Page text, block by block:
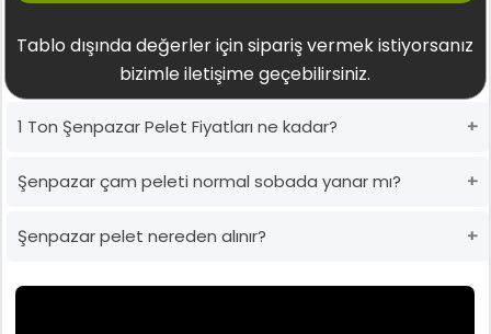
Tablo dışında değerler için sipariş vermek istiyorsanız
bizimle iletişime geçebilirsiniz.
1 Ton Şenpazar Pelet Fiyatları ne kadar?
Şenpazar çam peleti normal sobada yanar mı?
Şenpazar pelet nereden alınır?